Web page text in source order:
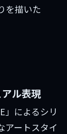
を描いた
ル表現
」によるシリ
アートスタイ